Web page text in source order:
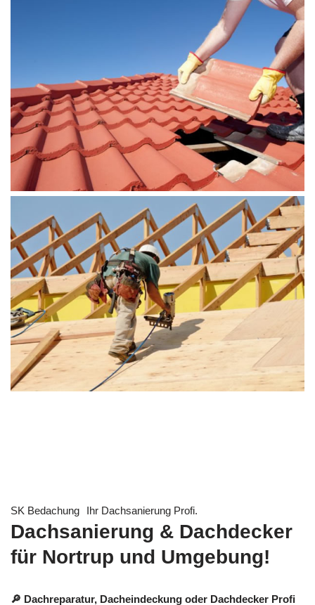
SK Bedachung Ihr Dachsanierung Profi.
Dachsanierung & Dachdecker
für Nortrup und Umgebung!
🔎 Dachreparatur, Dacheindeckung oder Dachdecker Profi